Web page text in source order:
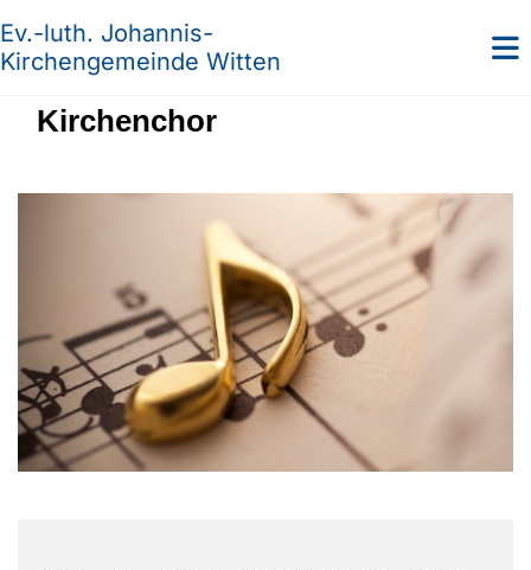
Ev.-luth. Johannis-
Kirchengemeinde Witten
Kirchenchor